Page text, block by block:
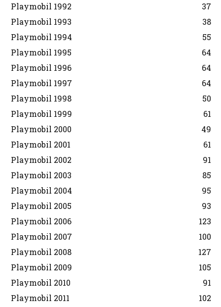
Playmobil 1992
37
Playmobil 1993
38
Playmobil 1994
55
Playmobil 1995
64
Playmobil 1996
64
Playmobil 1997
64
Playmobil 1998
50
Playmobil 1999
61
Playmobil 2000
49
Playmobil 2001
61
Playmobil 2002
91
Playmobil 2003
85
Playmobil 2004
95
Playmobil 2005
93
Playmobil 2006
123
Playmobil 2007
100
Playmobil 2008
127
Playmobil 2009
105
Playmobil 2010
91
Playmobil 2011
102